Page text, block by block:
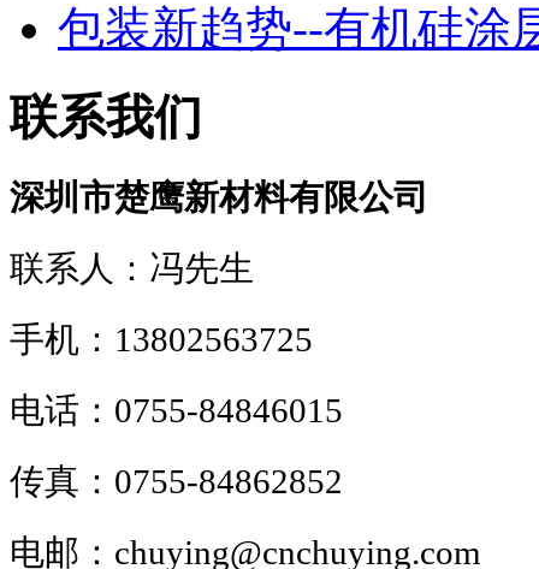
包装新趋势--有机硅涂
联系我们
深圳市楚鹰新材料有限公司
联系人：冯先生
手机：13802563725
电话：0755-84846015
传真：0755-84862852
电邮：chuying@cnchuying.com